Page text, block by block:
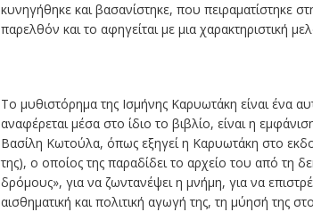
κυνηγήθηκε και βασανίστηκε, που πειραματίστηκε
παρελθόν και το αφηγείται με μια χαρακτηριστική
Το μυθιστόρημα της Ισμήνης Καρυωτάκη είναι ένα
αναφέρεται μέσα στο ίδιο το βιβλίο, είναι η
Βασίλη Κωτούλα, όπως εξηγεί η Καρυωτάκη στο
της), ο οποίος της παραδίδει το αρχείο του από τη
δρόμους», για να ζωντανέψει η μνήμη, για να
αισθηματική και πολιτική αγωγή της, τη μύησή της